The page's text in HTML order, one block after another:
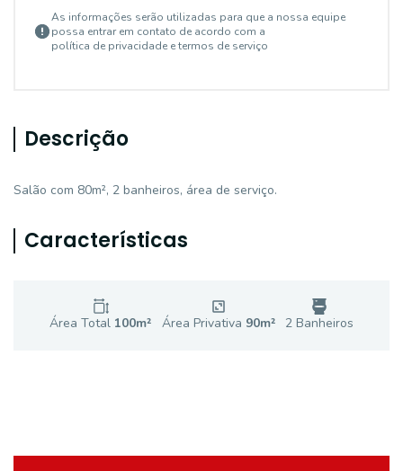
As informações serão utilizadas para que a nossa equipe
possa entrar em contato de acordo com a
política de privacidade e termos de serviço
Descrição
Salão com 80m², 2 banheiros, área de serviço.
Características
Área Total 100m² Área Privativa 90m² 2Banheiros